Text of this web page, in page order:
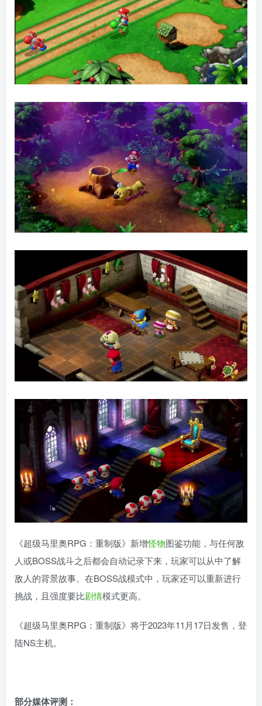
《超级马里奥RPG：重制版》新增怪物图鉴功能，与任何敌
人或BOSS战斗之后都会自动记录下来，玩家可以从中了解
敌人的背景故事。在BOSS战模式中，玩家还可以重新进行
挑战，且强度要比剧情模式更高。
《超级马里奥RPG：重制版》将于2023年11月17日发售，登
陆NS主机。
部分媒体评测：